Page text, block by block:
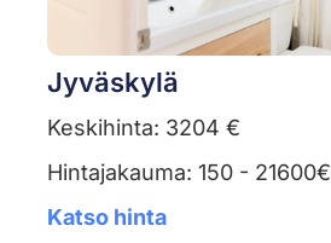
Jyväskylä
Keskihinta: 3204 €
Hintajakauma: 150 - 21600€
Katso hinta